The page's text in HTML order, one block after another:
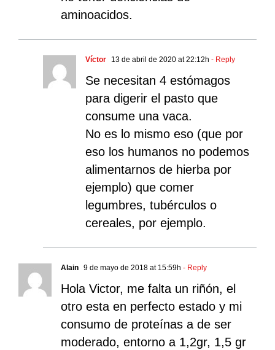
aminoacidos.
Víctor 13 de abril de 2020 at 22:12h - Reply
Se necesitan 4 estómagos
para digerir el pasto que
consume una vaca.
No es lo mismo eso (que por
eso los humanos no podemos
alimentarnos de hierba por
ejemplo) que comer
legumbres, tubérculos o
cereales, por ejemplo.
Alain 9 de mayo de 2018 at 15:59h - Reply
Hola Victor, me falta un riñón, el
otro esta en perfecto estado y mi
consumo de proteínas a de ser
moderado, entorno a 1,2gr, 1,5 gr